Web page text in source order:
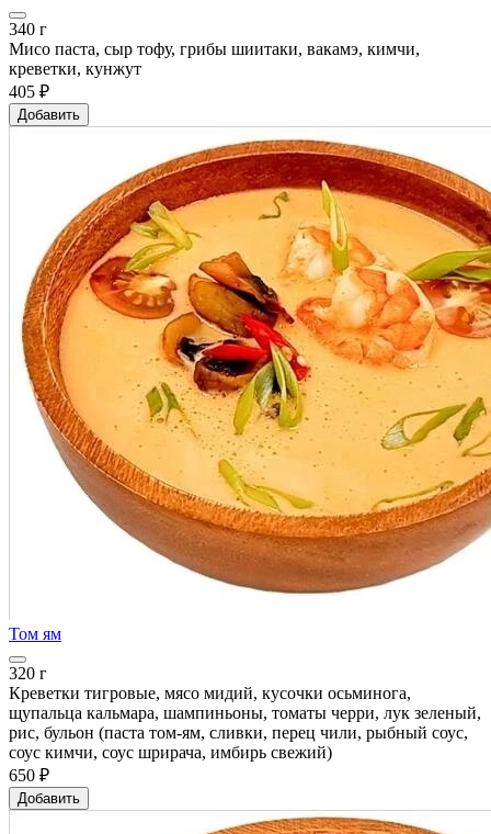
340 г
Мисо паста, сыр тофу, грибы шиитаки, вакамэ, кимчи,
креветки, кунжут
405 ₽
Добавить
Том ям
320 г
Креветки тигровые, мясо мидий, кусочки осьминога,
щупальца кальмара, шампиньоны, томаты черри, лук зеленый,
рис, бульон (паста том-ям, сливки, перец чили, рыбный соус,
соус кимчи, соус шрирача, имбирь свежий)
650 ₽
Добавить